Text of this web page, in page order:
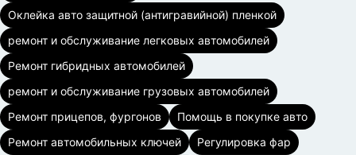
Оклейка авто защитной (антигравийной) пленкой
ремонт и обслуживание легковых автомобилей
Ремонт гибридных автомобилей
ремонт и обслуживание грузовых автомобилей
Ремонт прицепов, фургонов
Помощь в покупке авто
Ремонт автомобильных ключей
Регулировка фар